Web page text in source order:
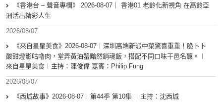
《香港台 – 聲音專欄》 2026-08-07｜ 香港01 老齡化新視角 在高齡亞
洲活出精彩人生
2026/08/07
《來自星星美食》2026-08-07︱深圳高端新派中菜驚喜重重！脆卜卜
酸甜燈影咕嚕肉，堂弄黃油蟹黯然銷魂飯，搭配不同口味干邑名釀。︱
來自星星美食︱主持：陳俊偉 嘉賓：Philip Fung
2026/08/07
《西城故事》2026-08-07︱第44季 第10集 ︱主持：沈西城